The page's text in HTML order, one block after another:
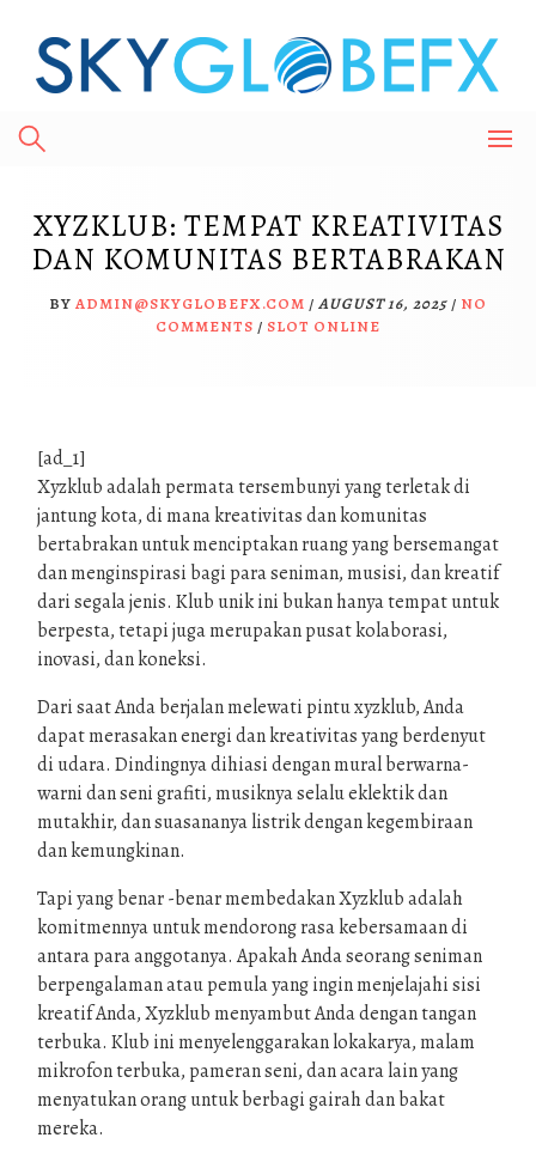
content
XYZKLUB: TEMPAT KREATIVITAS
DAN KOMUNITAS BERTABRAKAN
BY ADMIN@SKYGLOBEFX.COM / AUGUST 16, 2025/ NO
COMMENTS / SLOT ONLINE
[ad_1]
Xyzklub adalah permata tersembunyi yang terletak di
jantung kota, di mana kreativitas dan komunitas
bertabrakan untuk menciptakan ruang yang bersemangat
dan menginspirasi bagi para seniman, musisi, dan kreatif
dari segala jenis. Klub unik ini bukan hanya tempat untuk
berpesta, tetapi juga merupakan pusat kolaborasi,
inovasi, dan koneksi.
Dari saat Anda berjalan melewati pintu xyzklub, Anda
dapat merasakan energi dan kreativitas yang berdenyut
di udara. Dindingnya dihiasi dengan mural berwarna-
warni dan seni grafiti, musiknya selalu eklektik dan
mutakhir, dan suasananya listrik dengan kegembiraan
dan kemungkinan.
Tapi yang benar -benar membedakan Xyzklub adalah
komitmennya untuk mendorong rasa kebersamaan di
antara para anggotanya. Apakah Anda seorang seniman
berpengalaman atau pemula yang ingin menjelajahi sisi
kreatif Anda, Xyzklub menyambut Anda dengan tangan
terbuka. Klub ini menyelenggarakan lokakarya, malam
mikrofon terbuka, pameran seni, dan acara lain yang
menyatukan orang untuk berbagi gairah dan bakat
mereka.